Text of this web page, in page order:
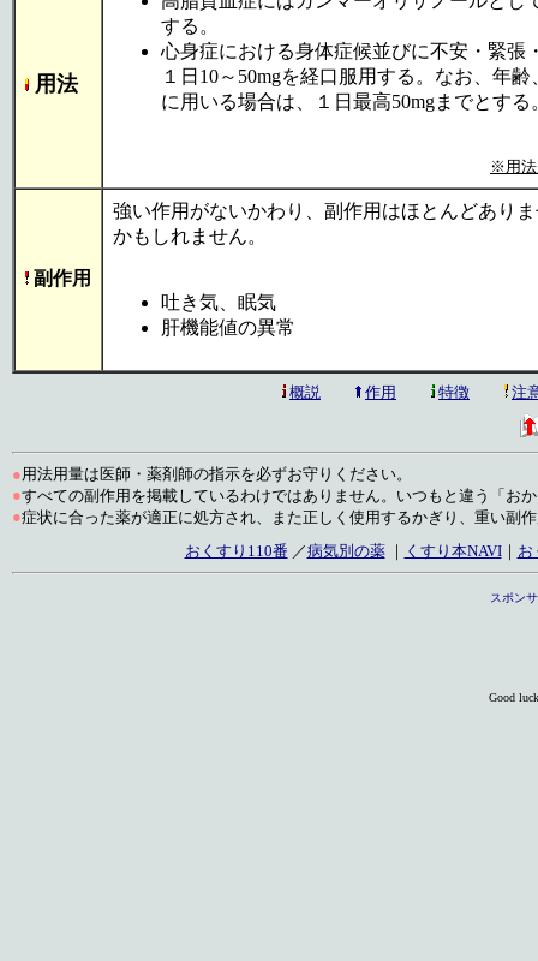
用法
する。
心身症における身体症候並びに不安・緊張
１日10～50mgを経口服用する。なお、年
に用いる場合は、１日最高50mgまでとする
※用法
副作用
強い作用がないかわり、副作用はほとんどあり
かもしれません。
吐き気、眠気
肝機能値の異常
概説 作用 特徴 注
●用法用量は医師・薬剤師の指示を必ずお守りください。
●すべての副作用を掲載しているわけではありません。いつもと違う「お
●症状に合った薬が適正に処方され、また正しく使用するかぎり、重い副
おくすり110番 ／病気別の薬｜ くすり本NAVI｜ お
スポン
Good